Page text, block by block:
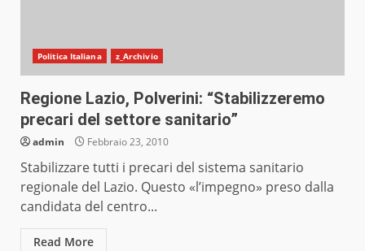
Politica Italiana z_Archivio
Regione Lazio, Polverini: “Stabilizzeremo
precari del settore sanitario”
admin Febbraio 23, 2010
Stabilizzare tutti i precari del sistema sanitario
regionale del Lazio. Questo «l’impegno» preso dalla
candidata del centro...
Read More